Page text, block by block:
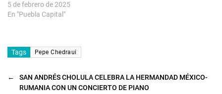
a
)
5 de febrero de 2025
En "Puebla Capital"
Tags Pepe Chedraui
←
SAN ANDRÉS CHOLULA CELEBRA LA HERMANDAD MÉXICO-
RUMANIA CON UN CONCIERTO DE PIANO